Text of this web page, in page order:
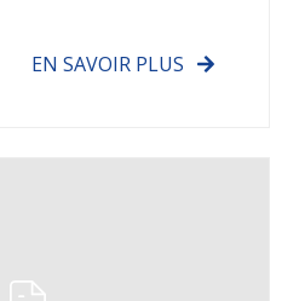
EN SAVOIR PLUS